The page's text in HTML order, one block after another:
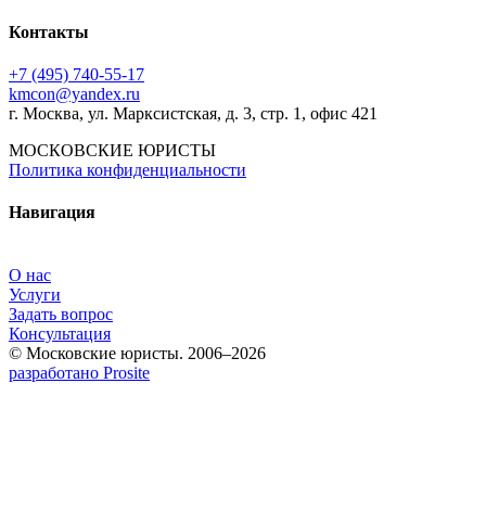
Контакты
+7 (495) 740‑55‑17
kmcon@yandex.ru
г. Москва, ул. Марксистская, д. 3, стр. 1, офис 421
МОСКОВСКИЕ ЮРИСТЫ
Политика конфиденциальности
Навигация
О нас
Услуги
Задать вопрос
Консультация
© Московские юристы. 2006–2026
разработано Prosite